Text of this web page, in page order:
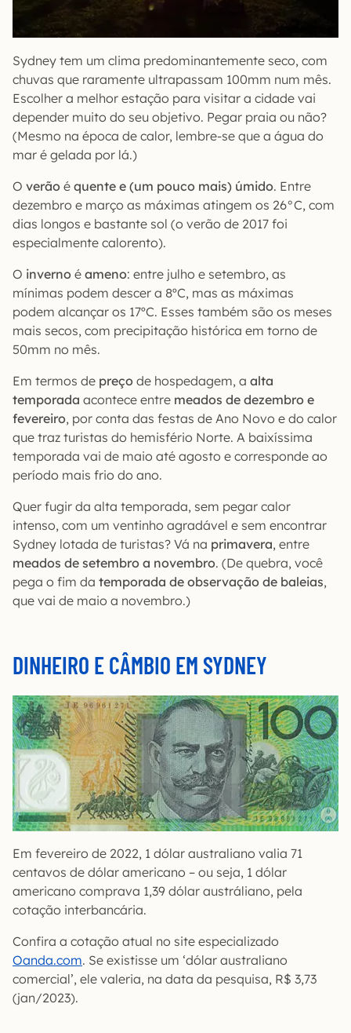
Sydney tem um clima predominantemente seco, com
chuvas que raramente ultrapassam 100mm num mês.
Escolher a melhor estação para visitar a cidade vai
depender muito do seu objetivo. Pegar praia ou não?
(Mesmo na época de calor, lembre-se que a água do
mar é gelada por lá.)
O verão é quente e (um pouco mais) úmido. Entre
dezembro e março as máximas atingem os 26°C, com
dias longos e bastante sol (o verão de 2017 foi
especialmente calorento).
O inverno é ameno: entre julho e setembro, as
mínimas podem descer a 8ºC, mas as máximas
podem alcançar os 17ºC. Esses também são os meses
mais secos, com precipitação histórica em torno de
50mm no mês.
Em termos de preço de hospedagem, a alta
temporada acontece entre meados de dezembro e
fevereiro, por conta das festas de Ano Novo e do calor
que traz turistas do hemisfério Norte. A baixíssima
temporada vai de maio até agosto e corresponde ao
período mais frio do ano.
Quer fugir da alta temporada, sem pegar calor
intenso, com um ventinho agradável e sem encontrar
Sydney lotada de turistas? Vá na primavera, entre
meados de setembro a novembro. (De quebra, você
pega o fim da temporada de observação de baleias,
que vai de maio a novembro.)
DINHEIRO E CÂMBIO EM SYDNEY
Em fevereiro de 2022, 1 dólar australiano valia 71
centavos de dólar americano – ou seja, 1 dólar
americano comprava 1,39 dólar austráliano, pela
cotação interbancária.
Confira a cotação atual no site especializado
Oanda.com. Se existisse um ‘dólar australiano
comercial’, ele valeria, na data da pesquisa, R$ 3,73
(jan/2023).